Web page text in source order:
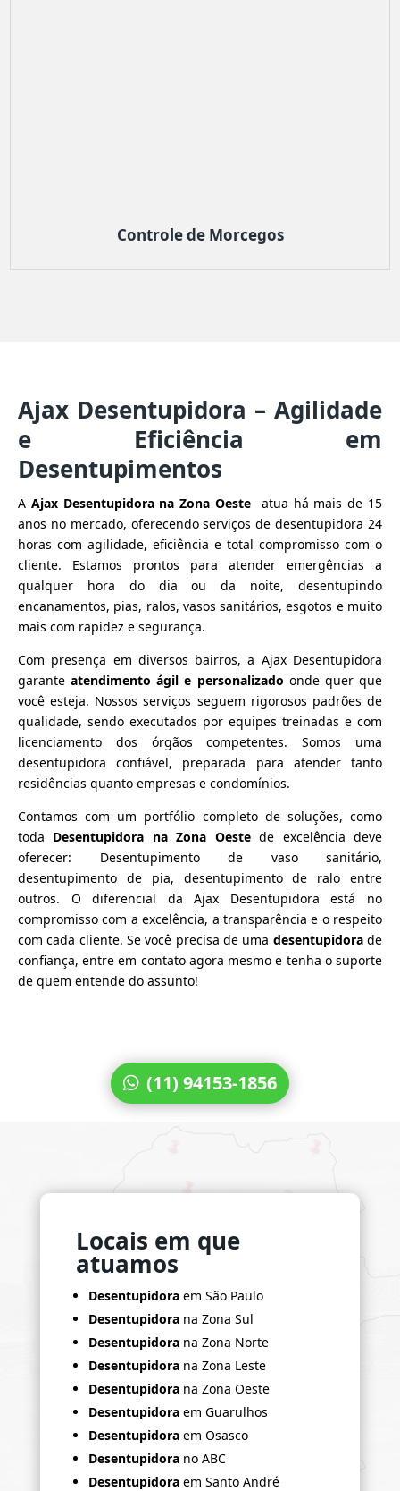
Controle de Morcegos
Ajax Desentupidora – Agilidade
e Eficiência em
Desentupimentos
A Ajax Desentupidora na Zona Oeste atua há mais de 15
anos no mercado, oferecendo serviços de desentupidora 24
horas com agilidade, eficiência e total compromisso com o
cliente. Estamos prontos para atender emergências a
qualquer hora do dia ou da noite, desentupindo
encanamentos, pias, ralos, vasos sanitários, esgotos e muito
mais com rapidez e segurança.
Com presença em diversos bairros, a Ajax Desentupidora
garanteatendimento ágil e personalizado onde quer que
você esteja. Nossos serviços seguem rigorosos padrões de
qualidade, sendo executados por equipes treinadas e com
licenciamento dos órgãos competentes. Somos uma
desentupidora confiável, preparada para atender tanto
residências quanto empresas e condomínios.
Contamos com um portfólio completo de soluções, como
toda Desentupidora na Zona Oestede excelência deve
oferecer: Desentupimento de vaso sanitário,
desentupimento de pia, desentupimento de ralo entre
outros. O diferencial da Ajax Desentupidora está no
compromisso com a excelência, a transparência e o respeito
com cada cliente. Se você precisa de uma desentupidorade
confiança, entre em contato agora mesmo e tenha o suporte
de quem entende do assunto!
(11) 94153-1856
Locais em que
atuamos
Desentupidoraem São Paulo
Desentupidorana Zona Sul
Desentupidorana Zona Norte
Desentupidorana Zona Leste
Desentupidorana Zona Oeste
Desentupidoraem Guarulhos
Desentupidoraem Osasco
Desentupidorano ABC
Desentupidoraem Santo André